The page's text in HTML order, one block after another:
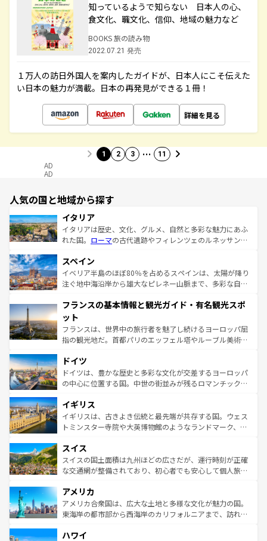
知っているようで知らない 日本人の心、
食文化、職文化、信仰、地域の魅力など
BOOKS 旅の読み物
2022.07.21 発売
１万人の訪日外国人を案内したガイドが、日本人にこそ伝えた
い日本の魅力が満載。日本の再発見ができる１冊！
詳細を見る
1 2 3 … 11
AD
AD
人気の国と地域から探す
イタリア
イタリアは歴史、文化、グルメ、自然と多彩な魅力にあふ
れた国。 ローマの古代遺跡やフィレンツェのルネッサンス
ろん、トスカーナの美しい田園風景やアマルフィ海岸の絶
景など、自然景観も見逃せない。観光の合間には、本場の
ピザやパスタなど、絶品のイタリア料理を堪能することも
ませてくれるイタリアで、忘れられない旅をしてみよう！
なお、新着のイタリア情報は
しい。
スペイン
イベリア半島のほぼ80％を占めるスペインは、太陽が降り
注ぐ地中海沿岸から雄大なピレネー山脈まで、多彩な自然
文化が根付くこの国では、情熱的なフラメンコ、熱気あふ
れる闘牛、そして美味しいタパスが生活の一部となってい
る。首都マドリードの洗練された雰囲気や、バルセロナの
アートに溢れた街角から、地方では古代ローマ遺跡や中世
せる。地方によって風土や気候が異なるスペインはその個
性で訪れる人を魅了する。 なお、新着のスペイン情報は コ
ンテンツ一覧を参照してほしい。
フランスの基本情報と観光ガイド・有名観光スポ
ット
フランスは、世界中の旅行者を魅了し続けるヨーロッパ屈
指の観光地だ。首都パリのエッフェル塔やルーブル美術館
で、幅広い魅力が詰まっている。華麗な宮殿、歴史的な大
聖堂、美しいビーチ、そして豊かな自然が、訪れる者を心
から魅了する。また、フランスは美食の国としても知ら
いる。シャンパンの発祥地であるランス、プロヴァンスの
香り高いラベンダー畑など、多彩な楽しみ方が可能だ。さ
らに、パリ以外の地域にも魅力が溢れており、どの街角に
れる地方に足を運ぶとそれぞれで全く異なる文化を体験で
きるだろう。 なお、新着のフランス情報はコンテンツ一覧
を参照してほしい。
ドイツ
ドイツは、豊かな歴史と多彩な文化が交差するヨーロッパ
の中心に位置する国。中世の街並みが残るロマンチック街
顔を持つこの国は、どこを歩いても飽きることがない。ベ
ルリンの文化的活気、バイエルン州のアルプスの絶景、そ
してライン川沿いのワイン畑といった風景は必見。ビール
は、お酒好きな人にはぜひ体験してほしい。 なお、新着の
ドイツ情報はコンテンツ一覧を参照してほしい。
イギリス
イギリスは、古きよき伝統と最先端が共存する国。ウェス
トミンスター寺院や大英博物館のようなランドマーク、歴
リアごとに異なる魅力がある。また、優雅なアフタヌーン
ティー、ビール好きにはたまらない英国パブ、サッカー観
戦など、本場だからこそできる体験も豊富。イギリスを旅
ンツ一覧を参照してほしい。
スイス
スイスの国土面積は九州ほどの広さだが、運行時刻が正確
な交通網が整備されており、初心者でも安心して個人旅行
の建物がそのまま残る町や、スイスならではのユニークな
博物館もあり、アルプス観光だけでなく町歩きも満喫する
ことができる。国民の所得が高いため物価も高いが、旅行
ば市内交通費無料で観光を楽しむこともできる。 なお、新
アメリカ
アメリカ合衆国は、広大な土地と多様な文化が魅力の国。
東海岸の都市部から西海岸のカリフォルニアまで、訪れる
のような巨大都市は、観光、ショッピング、エンターテイ
ハワイ